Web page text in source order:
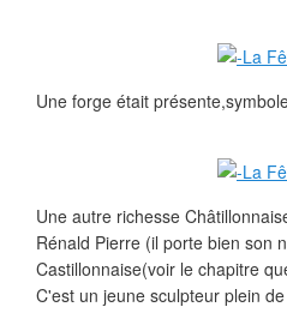
Une forge était
Une autre richesse
Rénald Pierre (il porte bien son
Castillonnaise(voir le chapitre
C'est un jeune sculpteur plein